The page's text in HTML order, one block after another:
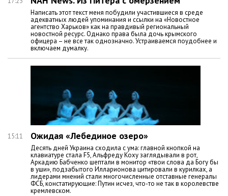
Написать этот текст меня побудили участившиеся в среде
адекватных людей упоминания и ссылки на «Новостное
агентство Харьков» как на правдивый региональный
новостной ресурс. Однако права была дочь крымского
офицера – не все так однозначно. Устраиваемся поудобнее и
включаем думалку.
15:11 Ожидая «Лебединое озеро»
Десять дней Украина сходила с ума: главной кнопкой на
клавиатуре стала F5, Альфреду Коху заглядывали в рот,
Аркадию Бабченко шептали в монитор «твои слова да Богу бы
в уши», подзабытого Илларионова цитировали в курилках, а
лидерами мнений стали многочисленные отставные генералы
ФСБ, констатирующие: Путин исчез, что-то не так в королевстве
кремлевском.